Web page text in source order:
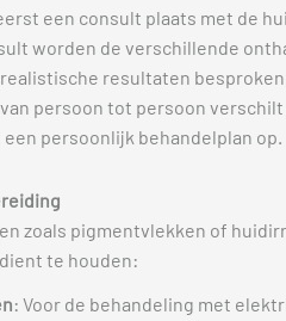
een consult plaats met de
worden de verschillende
resultaten
persoon tot persoon
persoonlijk behandelplan op.
zoals pigmentvlekken of
te houden:
: Voor de behandeling met